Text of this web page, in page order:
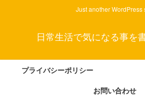
Just another WordPress
日常生活で気になる事を
プライバシーポリシー
お問い合わせ